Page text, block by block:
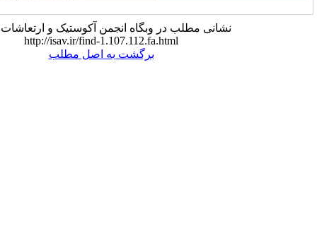
مطلب در وبگاه انجمن آکوستیک و ارتعاشات ایران:
http://isav.ir/find-1.107.112.fa.html